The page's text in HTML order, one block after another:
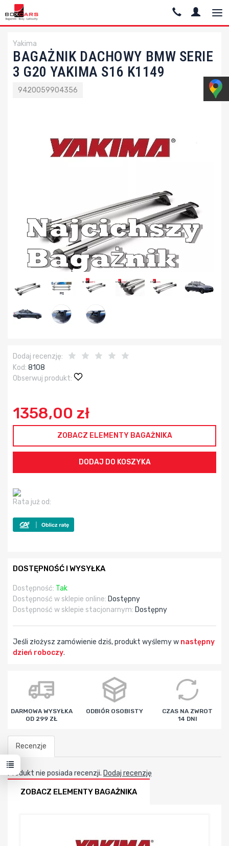
Yakima
BAGAŻNIK DACHOWY BMW SERIE
3 G20 YAKIMA S16 K1149
9420059904356
Dodaj recenzję:
Kod: 8108
Obserwuj produkt:
1358,00 zł
ZOBACZ ELEMENTY BAGAŻNIKA
Rata już od:
DOSTĘPNOŚĆ I WYSYŁKA
Dostępność: Tak
Dostępność w sklepie online: Dostępny
Dostępność w sklepie stacjonarnym: Dostępny
Jeśli złożysz zamówienie dziś, produkt wyślemy w następny
dzień roboczy.
godz min
DARMOWA WYSYŁKA
OD 299 ZŁ
ODBIÓR OSOBISTY
CZAS NA ZWROT
14 DNI
Recenzje
Produkt nie posiada recenzji. Dodaj recenzję
ZOBACZ ELEMENTY BAGAŻNIKA